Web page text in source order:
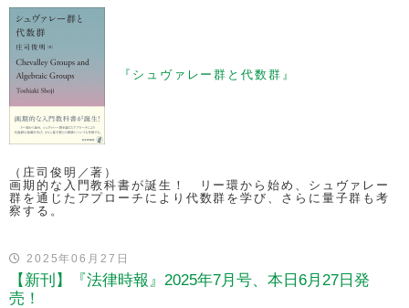
『シュヴァレー群と代数群』
（庄司俊明／著）
画期的な入門教科書が誕生！ リー環から始め、シュヴァレー
群を通じたアプローチにより代数群を学び、さらに量子群も考
察する。
2025年06月27日
【新刊】『法律時報』2025年7月号、本日6月27日発
売！